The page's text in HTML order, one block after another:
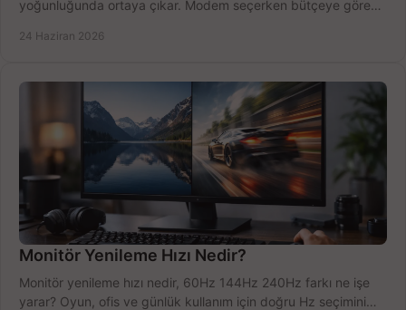
yoğunluğunda ortaya çıkar. Modem seçerken bütçeye göre
24 Haziran 2026
Monitör Yenileme Hızı Nedir?
Monitör yenileme hızı nedir, 60Hz 144Hz 240Hz farkı ne işe
yarar? Oyun, ofis ve günlük kullanım için doğru Hz seçimini